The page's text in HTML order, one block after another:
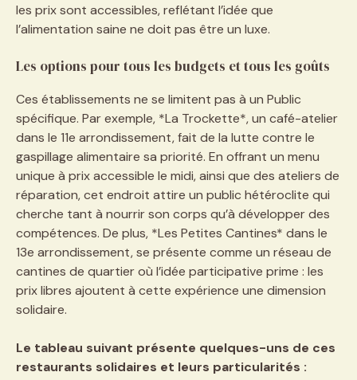
les prix sont accessibles, reflétant l’idée que
l’alimentation saine ne doit pas être un luxe.
Les options pour tous les budgets et tous les goûts
Ces établissements ne se limitent pas à un Public
spécifique. Par exemple, *La Trockette*, un café-atelier
dans le 11e arrondissement, fait de la lutte contre le
gaspillage alimentaire sa priorité. En offrant un menu
unique à prix accessible le midi, ainsi que des ateliers de
réparation, cet endroit attire un public hétéroclite qui
cherche tant à nourrir son corps qu’à développer des
compétences. De plus, *Les Petites Cantines* dans le
13e arrondissement, se présente comme un réseau de
cantines de quartier où l’idée participative prime : les
prix libres ajoutent à cette expérience une dimension
solidaire.
Le tableau suivant présente quelques-uns de ces
restaurants solidaires et leurs particularités :